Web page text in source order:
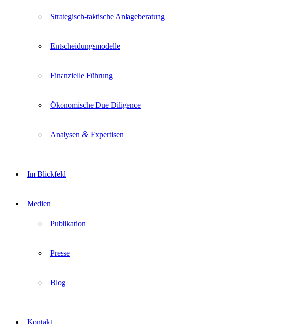
Strategisch-taktische Anlageberatung
Entscheidungsmodelle
Finanzielle Führung
Ökonomische Due Diligence
Analysen & Expertisen
Im Blickfeld
Medien
Publikation
Presse
Blog
Kontakt